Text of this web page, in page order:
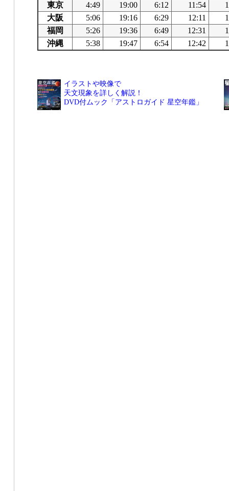
東京
4:49 19:00 6:12 11:54
大阪
5:06 19:16 6:29 12:11
福岡
5:26 19:36 6:49 12:31
沖縄
5:38 19:47 6:54 12:42
イラストや映像で
天文現象を詳しく解説！
DVD付ムック「アストロガイド 星空年鑑」